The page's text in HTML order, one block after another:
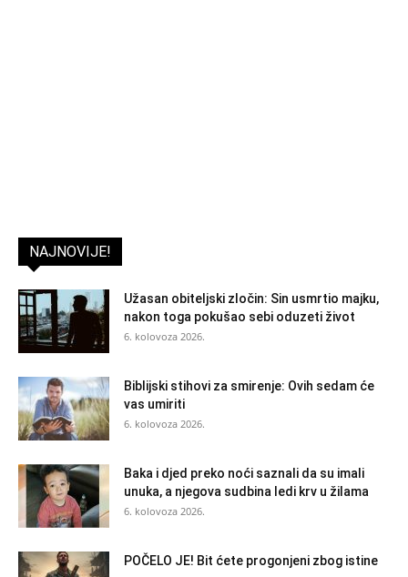
NAJNOVIJE!
Užasan obiteljski zločin: Sin usmrtio majku,
nakon toga pokušao sebi oduzeti život
6. kolovoza 2026.
Biblijski stihovi za smirenje: Ovih sedam će
vas umiriti
6. kolovoza 2026.
Baka i djed preko noći saznali da su imali
unuka, a njegova sudbina ledi krv u žilama
6. kolovoza 2026.
POČELO JE! Bit ćete progonjeni zbog istine